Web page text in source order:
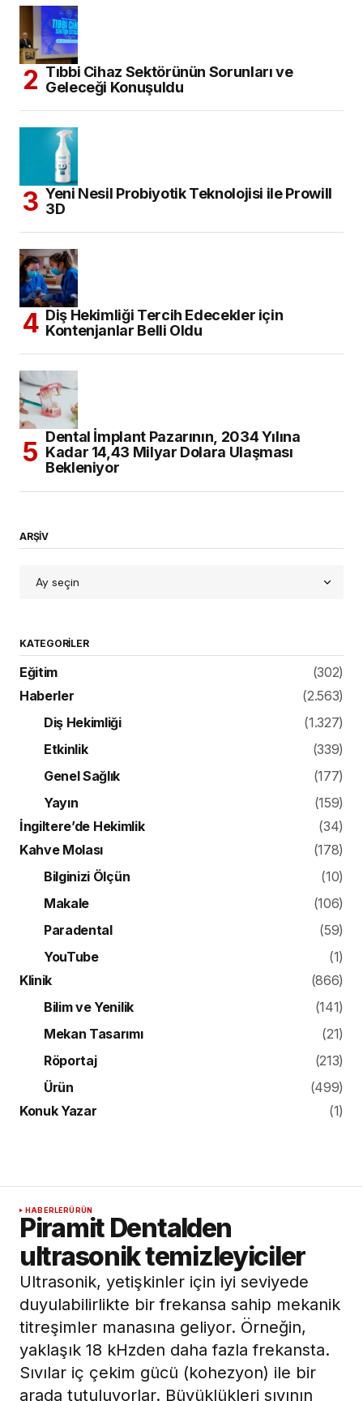
Tıbbi Cihaz Sektörünün Sorunları ve
Geleceği Konuşuldu
Yeni Nesil Probiyotik Teknolojisi ile Prowill
3D
Diş Hekimliği Tercih Edecekler için
Kontenjanlar Belli Oldu
Dental İmplant Pazarının, 2034 Yılına
Kadar 14,43 Milyar Dolara Ulaşması
Bekleniyor
ARŞİV
KATEGORILER
Eğitim
(302)
Haberler
(2.563)
Diş Hekimliği
(1.327)
Etkinlik
(339)
Genel Sağlık
(177)
Yayın
(159)
İngiltere’de Hekimlik
(34)
Kahve Molası
(178)
Bilginizi Ölçün
(10)
Makale
(106)
Paradental
(59)
YouTube
(1)
Klinik
(866)
Bilim ve Yenilik
(141)
Mekan Tasarımı
(21)
Röportaj
(213)
Ürün
(499)
Konuk Yazar
(1)
HABERLERÜRÜN
Piramit Dentalden
ultrasonik temizleyiciler
Ultrasonik, yetişkinler için iyi seviyede
duyulabilirlikte bir frekansa sahip mekanik
titreşimler manasına geliyor. Örneğin,
yaklaşık 18 kHzden daha fazla frekansta.
Sıvılar iç çekim gücü (kohezyon) ile bir
arada tutuluyorlar. Büyüklükleri sıvının